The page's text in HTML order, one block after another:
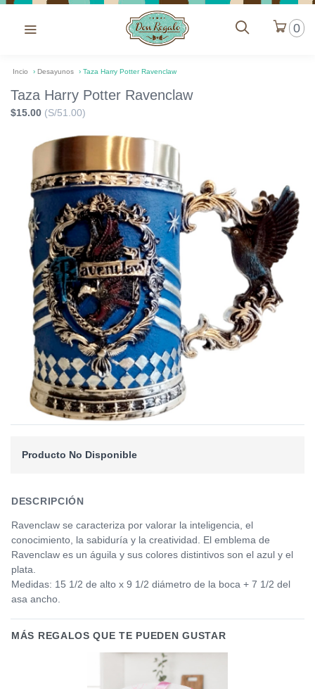
0
Incio › Desayunos › Taza Harry Potter Ravenclaw
Taza Harry Potter Ravenclaw
$15.00 (S/51.00)
Producto No Disponible
DESCRIPCIÓN
Ravenclaw se caracteriza por valorar la inteligencia, el
conocimiento, la sabiduría y la creatividad. El emblema de
Ravenclaw es un águila y sus colores distintivos son el azul y el
plata.
Medidas: 15 1/2 de alto x 9 1/2 diámetro de la boca + 7 1/2 del
asa ancho.
MÁS REGALOS QUE TE PUEDEN GUSTAR